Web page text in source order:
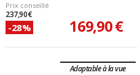
Prix conseillé
237,90 €
-28% 169,90 €
Adaptable à la vue